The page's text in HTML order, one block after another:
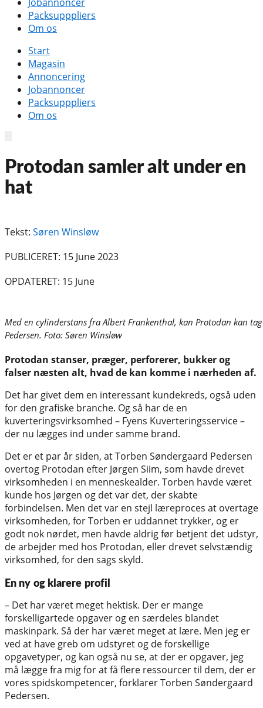
Packsupppliers
Om os
Start
Magasin
Annoncering
Jobannoncer
Packsupppliers
Om os
Protodan samler alt under en
hat
Tekst: Søren Winsløw
PUBLICERET: 15 June 2023
OPDATERET: 15 June
Med en cylinderstans fra Albert Frankenthal, kan Protodan kan
Pedersen. Foto: Søren Winsløw
Protodan stanser, præger, perforerer, bukker og
falser næsten alt, hvad de kan komme i nærheden af.
Det har givet dem en interessant kundekreds, også uden
for den grafiske branche. Og så har de en
kuverteringsvirksomhed – Fyens Kuverteringsservice –
der nu lægges ind under samme brand.
Det er et par år siden, at Torben Søndergaard Pedersen
overtog Protodan efter Jørgen Siim, som havde drevet
virksomheden i en menneskealder. Torben havde været
kunde hos Jørgen og det var det, der skabte
forbindelsen. Men det var en stejl læreproces at overtage
virksomheden, for Torben er uddannet trykker, og er
godt nok nørdet, men havde aldrig før betjent det udstyr,
de arbejder med hos Protodan, eller drevet selvstændig
virksomhed, for den sags skyld.
En ny og klarere profil
– Det har været meget hektisk. Der er mange
forskelligartede opgaver og en særdeles blandet
maskinpark. Så der har været meget at lære. Men jeg er
ved at have greb om udstyret og de forskellige
opgavetyper, og kan også nu se, at der er opgaver, jeg
må lægge fra mig for at få flere ressourcer til dem, der er
vores spidskompetencer, forklarer Torben Søndergaard
Pedersen.